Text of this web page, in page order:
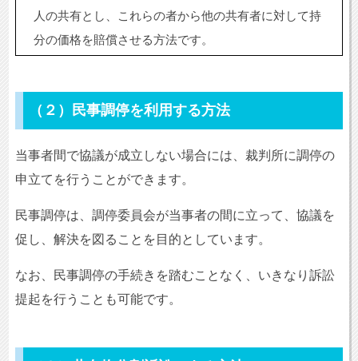
人の共有とし、これらの者から他の共有者に対して持
分の価格を賠償させる方法です。
（２）民事調停を利用する方法
当事者間で協議が成立しない場合には、裁判所に調停の
申立てを行うことができます。
民事調停は、調停委員会が当事者の間に立って、協議を
促し、解決を図ることを目的としています。
なお、民事調停の手続きを踏むことなく、いきなり訴訟
提起を行うことも可能です。